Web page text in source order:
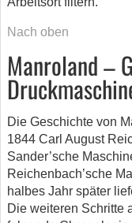
Nach oben
Manroland –
Die Geschichte von
1844 Carl August
Sander’sche
Reichenbach’sche
halbes Jahr später
Die weiteren Schritte